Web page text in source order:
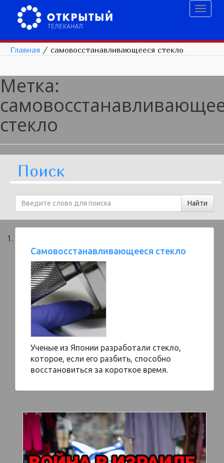
Главная / самовосстанавливающееся стекло
Метка:
стекло
Поиск
Самовосстанавливающееся стекло
Ученые из Японии разработали стекло,
которое, если его разбить, способно
восстановиться за короткое время.